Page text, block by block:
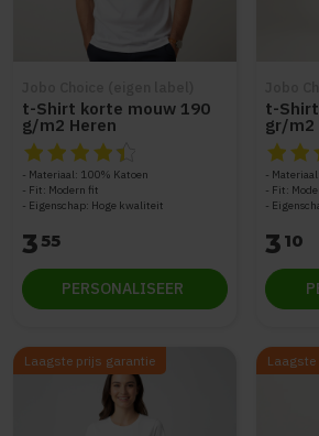
t-Shirt korte mouw 190
g/m2 Heren
De beoordeling van dit product is4.65
Materiaal: 100% Katoen
Fit: Modern fit
Eigenschap: Hoge kwaliteit
3 55
PERSONALISEER
t-
gr/m2
De
Fit:
3 10
Laagste prijs garantie